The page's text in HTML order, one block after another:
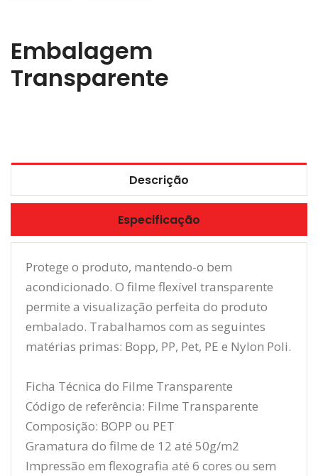
Embalagem
Transparente
Descrição
Especificação
Protege o produto, mantendo-o bem
acondicionado. O filme flexível transparente
permite a visualização perfeita do produto
embalado. Trabalhamos com as seguintes
matérias primas: Bopp, PP, Pet, PE e Nylon Poli.
Ficha Técnica do Filme Transparente
Código de referência: Filme Transparente
Composição: BOPP ou PET
Gramatura do filme de 12 até 50g/m2
Impressão em flexografia até 6 cores ou sem